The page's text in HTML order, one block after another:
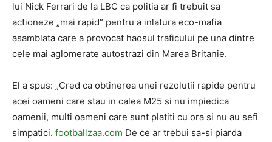
lui Nick Ferrari de la LBC ca politia ar fi trebuit sa
actioneze „mai rapid” pentru a inlatura eco-mafia
asamblata care a provocat haosul traficului pe una dintre
cele mai aglomerate autostrazi din Marea Britanie.
El a spus: „Cred ca obtinerea unei rezolutii rapide pentru
acei oameni care stau in calea M25 si nu impiedica
oamenii, multi oameni care sunt platiti cu ora si nu au sefi
simpatici. footballzaa.com De ce ar trebui sa-si piarda